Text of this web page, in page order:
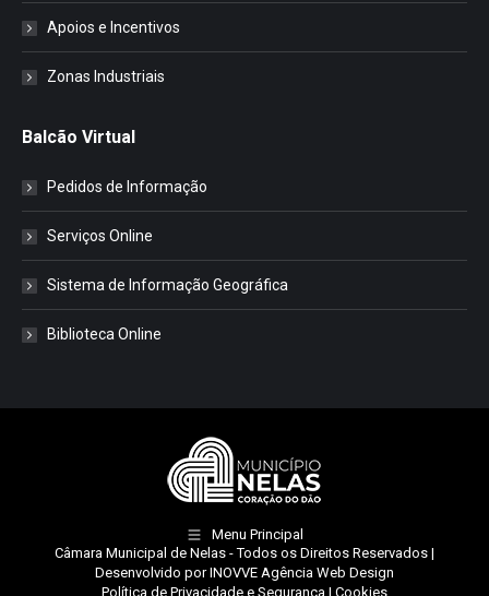
Apoios e Incentivos
Zonas Industriais
Balcão Virtual
Pedidos de Informação
Serviços Online
Sistema de Informação Geográfica
Biblioteca Online
Menu Principal
Câmara Municipal de Nelas - Todos os Direitos Reservados |
Desenvolvido porINOVVE Agência Web Design
Política de Privacidade e Segurança | Cookies